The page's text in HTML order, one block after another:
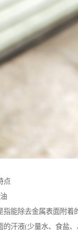
点
指能除去金属表面附着
的汗液(少量水、食盐